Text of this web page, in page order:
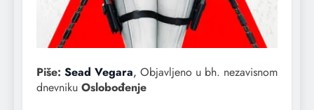
Piše: Sead Vegara, Objavljeno u bh. nezavisnom
dnevniku Oslobođenje